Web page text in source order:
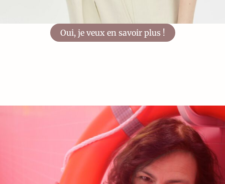
Oui, je veux en savoir plus !